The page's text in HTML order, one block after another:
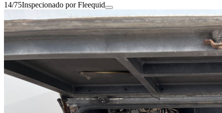
14/75Inspecionado por Fleequid